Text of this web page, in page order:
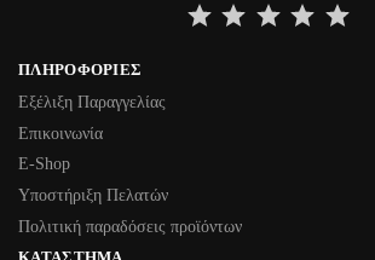
ΠΛΗΡΟΦΟΡΊΕΣ
Εξέλιξη Παραγγελίας
Επικοινωνία
Ε-Shop
Υποστήριξη Πελατών
Πολιτική παραδόσεις προϊόντων